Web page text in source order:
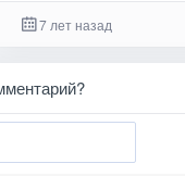
7 лет назад